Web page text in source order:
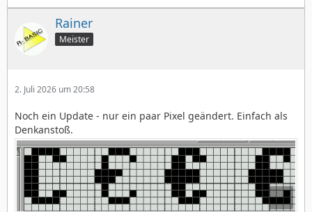
Rainer
Meister
2. Juli 2026 um 20:58
Noch ein Update - nur ein paar Pixel geändert. Einfach als
Denkanstoß.